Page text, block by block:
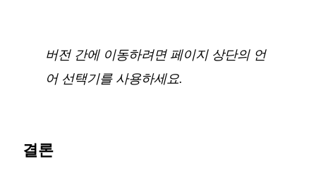
버전 간에 이동하려면 페이지 상단의 언
어 선택기를 사용하세요.
결론